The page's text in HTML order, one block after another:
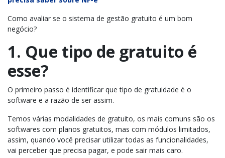
Como avaliar se o sistema de gestão gratuito é um bom
negócio?
1. Que tipo de gratuito é
esse?
O primeiro passo é identificar que tipo de gratuidade é o
software e a razão de ser assim.
Temos várias modalidades de gratuito, os mais comuns são os
softwares com planos gratuitos, mas com módulos limitados,
assim, quando você precisar utilizar todas as funcionalidades,
vai perceber que precisa pagar, e pode sair mais caro.